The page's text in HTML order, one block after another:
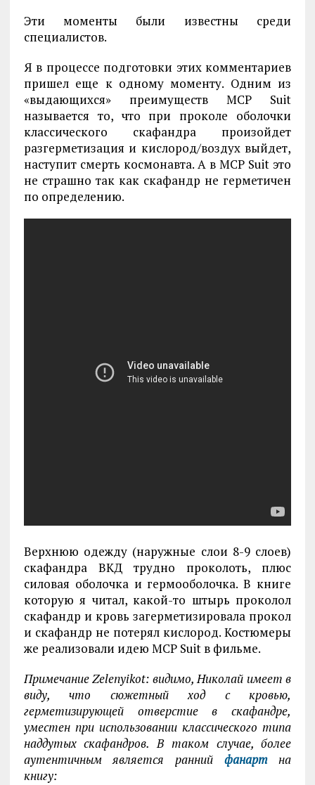
Эти моменты были известны среди
специалистов.
Я в процессе подготовки этих комментариев
пришел еще к одному моменту. Одним из
«выдающихся» преимуществ MCP Suit
называется то, что при проколе оболочки
классического скафандра произойдет
разгерметизация и кислород/воздух выйдет,
наступит смерть космонавта. А в MCP Suit это
не страшно так как скафандр не герметичен
по определению.
Верхнюю одежду (наружные слои 8-9 слоев)
скафандра ВКД трудно проколоть, плюс
силовая оболочка и гермооболочка. В книге
которую я читал, какой-то штырь проколол
скафандр и кровь загерметизировала прокол
и скафандр не потерял кислород. Костюмеры
же реализовали идею MCP Suit в фильме.
Примечание Zelenyikot: видимо, Николай имеет в
виду, что сюжетный ход с кровью,
герметизирующей отверстие в скафандре,
уместен при использовании классического типа
наддутых скафандров. В таком случае, более
аутентичным является ранний фанартна
книгу: